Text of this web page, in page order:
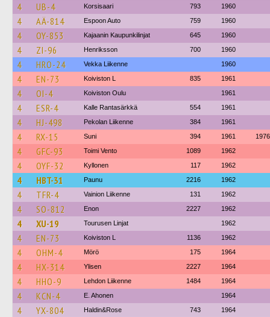
4 UB-4 Korsisaari 793 1960
4 AÄ-814 Espoon Auto 759 1960
4 OY-853 Kajaanin Kaupunkilinjat 645 1960
4 ZI-96 Henriksson 700 1960
4 HRO-24 Vekka Liikenne 1960
4 EN-73 Koiviston L 835 1961
4 OI-4 Koiviston Oulu 1961
4 ESR-4 Kalle Rantasärkkä 554 1961
4 HJ-498 Pekolan Liikenne 384 1961
4 RX-15 Suni 394 1961 1976
4 GFC-93 Toimi Vento 1089 1962
4 OYF-32 Kyllonen 117 1962
4 HBT-31 Paunu 2216 1962
4 TFR-4 Vainion Liikenne 131 1962
4 SO-812 Enon 2227 1962
4 XU-19 Tourusen Linjat 1962
4 EN-73 Koiviston L 1136 1962
4 OHM-4 Mörö 175 1964
4 HX-314 Ylisen 2227 1964
4 HHO-9 Lehdon Liikenne 1484 1964
4 KCN-4 E. Ahonen 1964
4 YX-804 Haldin&Rose 743 1964